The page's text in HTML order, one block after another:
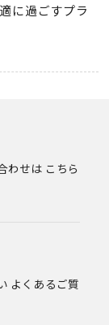
に過ごすプラ
わせは こちら
よくあるご質